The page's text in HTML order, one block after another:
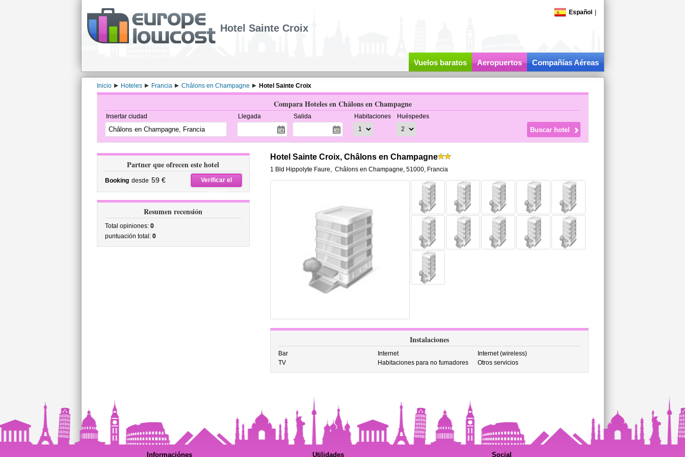
Español
Hotel Sainte Croix
Vuelos baratos Aeropuertos Compañías Aéreas
Inicio Hoteles Francia Châlons en Champagne Hotel Sainte Croix
Compara Hoteles en Châlons en Champagne
Insertar ciudad Llegada Salida Habitaciones Huéspedes
Partner que ofrecen este hotel
Booking desde 59 €
Verificar el
precio
Resumen recensión
Total opiniones: 0
puntuación total: 0
Hotel Sainte Croix, Châlons en Champagne
1 Bld Hippolyte Faure, Châlons en Champagne, 51000, Francia
Instalaciones
Bar Internet
Internet (wireless)
TV
Habitaciones para no fumadores Otros servicios
Informaciónes Utilidades Social